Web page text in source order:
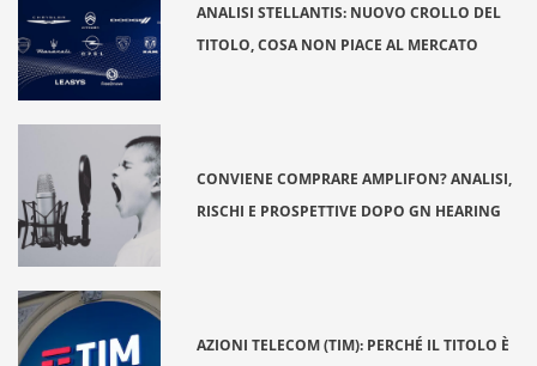
ANALISI STELLANTIS: NUOVO CROLLO DEL
TITOLO, COSA NON PIACE AL MERCATO
CONVIENE COMPRARE AMPLIFON? ANALISI,
RISCHI E PROSPETTIVE DOPO GN HEARING
AZIONI TELECOM (TIM): PERCHÉ IL TITOLO È